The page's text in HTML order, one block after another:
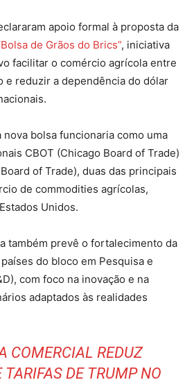
apoio formal à proposta da
de Grãos do Brics”, iniciativa
facilitar o comércio agrícola entre
e reduzir a dependência do dólar
bolsa funcionaria como uma
CBOT (Chicago Board of Trade)
of Trade), duas das principais
de commodities agrícolas,
Unidos.
também prevê o fortalecimento da
do bloco em Pesquisa e
com foco na inovação e na
adaptados às realidades
COMERCIAL REDUZ
DE TRUMP NO